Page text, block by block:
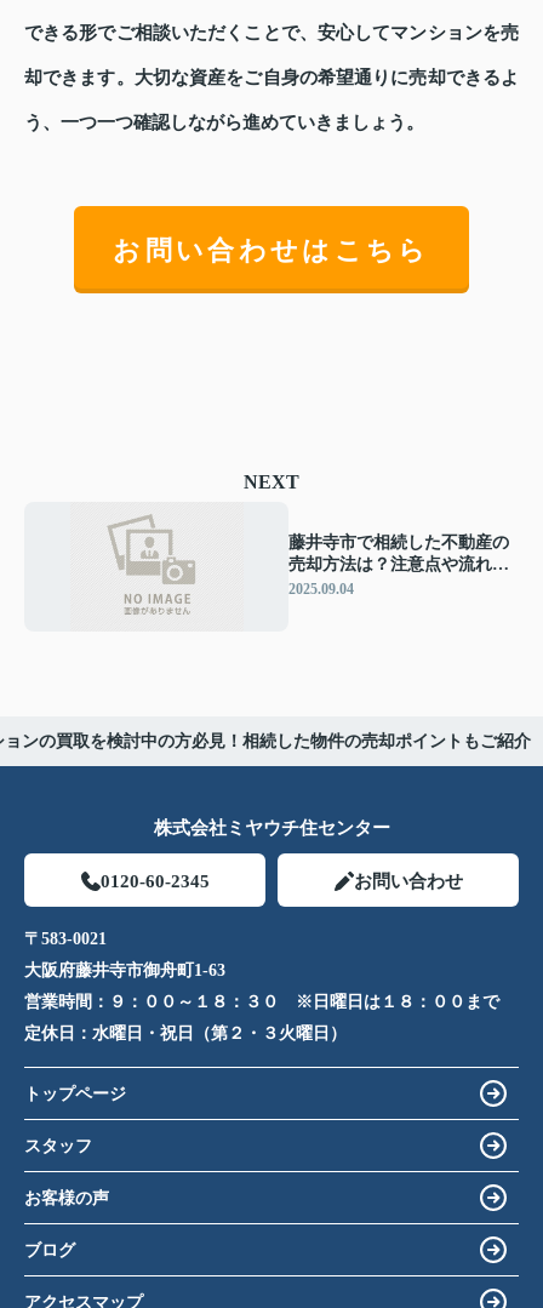
できる形でご相談いただくことで、安心してマンションを売
却できます。大切な資産をご自身の希望通りに売却できるよ
う、一つ一つ確認しながら進めていきましょう。
お問い合わせはこちら
NEXT
藤井寺市で相続した不動産の
売却方法は？注意点や流れも
確認しよう
2025.09.04
ンの買取を検討中の方必見！相続した物件の売却ポイントもご紹介
株式会社ミヤウチ住センター
0120-60-2345 お問い合わせ
〒583-0021
大阪府藤井寺市御舟町1-63
営業時間： ９：００～１８：３０ ※日曜日は１８：００まで
定休日： 水曜日・祝日（第２・３火曜日）
トップページ
スタッフ
お客様の声
ブログ
アクセスマップ